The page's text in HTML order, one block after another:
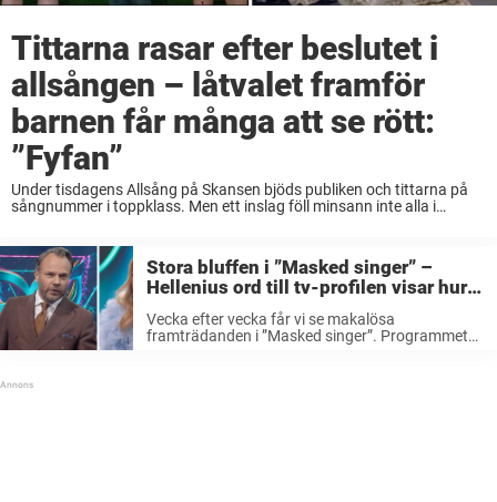
Tittarna rasar efter beslutet i
allsången – låtvalet framför
barnen får många att se rött:
”Fyfan”
Under tisdagens Allsång på Skansen bjöds publiken och tittarna på
sångnummer i toppklass. Men ett inslag föll minsann inte alla i
Stora bluffen i ”Masked singer” –
Hellenius ord till tv-profilen visar hur
tv-tittarna kan ha lurats
Vecka efter vecka får vi se makalösa
framträdanden i ”Masked singer”. Programmet